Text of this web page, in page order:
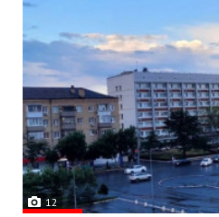
12